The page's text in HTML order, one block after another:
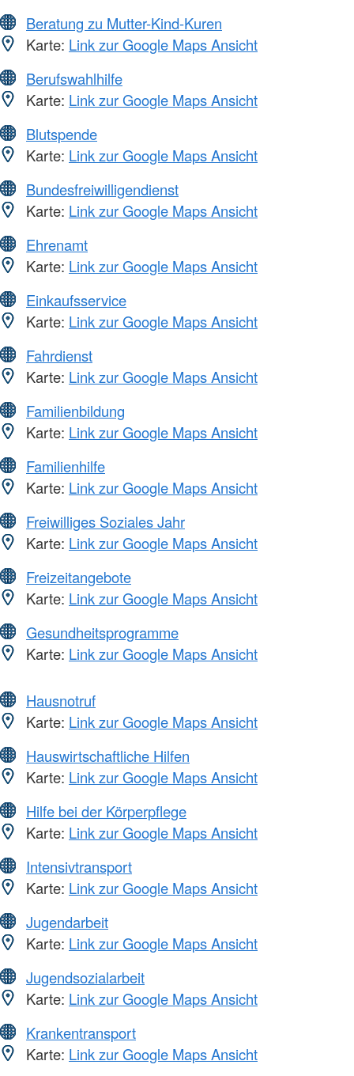
Beratung zu Mutter-Kind-Kuren
Karte: Link zur Google Maps Ansicht
Berufswahlhilfe
Karte: Link zur Google Maps Ansicht
Blutspende
Karte: Link zur Google Maps Ansicht
Bundesfreiwilligendienst
Karte: Link zur Google Maps Ansicht
Ehrenamt
Karte: Link zur Google Maps Ansicht
Einkaufsservice
Karte: Link zur Google Maps Ansicht
Fahrdienst
Karte: Link zur Google Maps Ansicht
Familienbildung
Karte: Link zur Google Maps Ansicht
Familienhilfe
Karte: Link zur Google Maps Ansicht
Freiwilliges Soziales Jahr
Karte: Link zur Google Maps Ansicht
Freizeitangebote
Karte: Link zur Google Maps Ansicht
Gesundheitsprogramme
Karte: Link zur Google Maps Ansicht
Hausnotruf
Karte: Link zur Google Maps Ansicht
Hauswirtschaftliche Hilfen
Karte: Link zur Google Maps Ansicht
Hilfe bei der Körperpflege
Karte: Link zur Google Maps Ansicht
Intensivtransport
Karte: Link zur Google Maps Ansicht
Jugendarbeit
Karte: Link zur Google Maps Ansicht
Jugendsozialarbeit
Karte: Link zur Google Maps Ansicht
Krankentransport
Karte: Link zur Google Maps Ansicht